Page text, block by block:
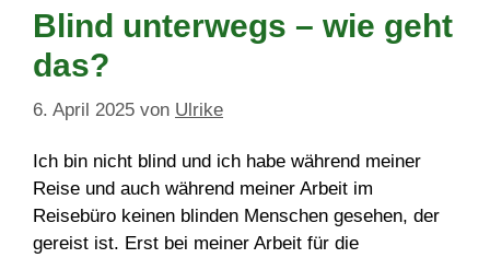
Blind unterwegs – wie geht
das?
6. April 2025 von Ulrike
Ich bin nicht blind und ich habe während meiner
Reise und auch während meiner Arbeit im
Reisebüro keinen blinden Menschen gesehen, der
gereist ist. Erst bei meiner Arbeit für die